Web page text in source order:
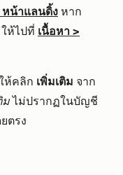
หน้าแลนดิ้ง หาก
ห้ไปที่ เนื้อหา >
ห้คลิก เพิ่มเติม จาก
มไม่ปรากฏในบัญชี
ตรง